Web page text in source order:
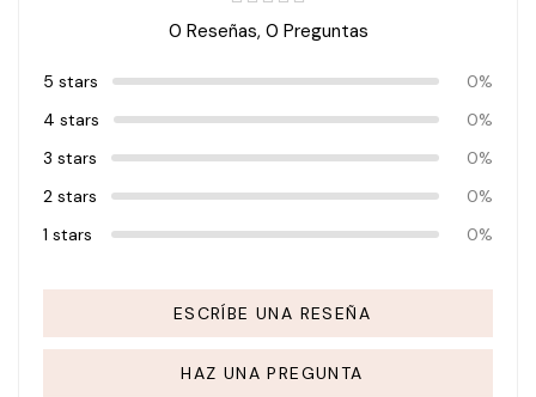
0 Reseñas, 0 Preguntas
5 stars
0%
4 stars
0%
3 stars
0%
2 stars
0%
1 stars
0%
ESCRÍBE UNA RESEÑA
HAZ UNA PREGUNTA